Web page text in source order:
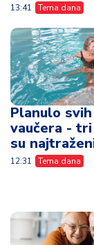
13:41 Tema dana
Planulo
vaučera -
su
12:31 Tema dana